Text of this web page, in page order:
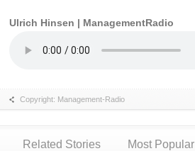
Ulrich Hinsen | ManagementRadio
Copyright: Management-Radio
Related Stories Most Popular